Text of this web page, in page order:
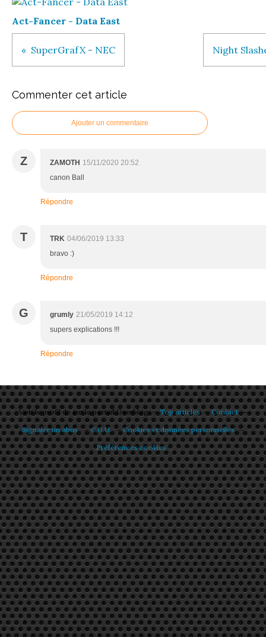
Act-Fancer - Data East
SuperGrafX - NEC Night
Commenter cet article
Ajouter un commentaire
Z ZAMOTH 15/11/2020 20:52
canon Ball
Répondre
T TRK 04/06/2019 13:33
bravo :)
Répondre
G grumly 21/05/2019 14:12
supers explications !!!
Répondre
Voir le profil desur le portail Overblog Top articles
Contact
Signaler un abus
C.G.U.
Cookies et données personnelles
Préférences cookies